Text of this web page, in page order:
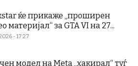
ќе прикаже „проширен
материјал“ за GTA VI на 27...
- 17:27
модел на Meta „хакирал“ туѓ